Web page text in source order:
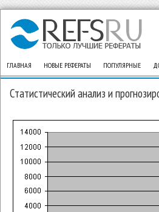
ГЛАВНАЯ НОВЫЕ РЕФЕРАТЫ ПОПУЛЯРНЫЕ
Статистический анализ и